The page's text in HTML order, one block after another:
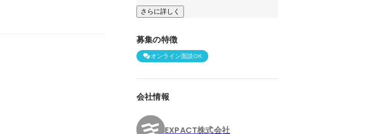
さらに詳しく
募集の特徴
オンライン面談OK
会社情報
EXPACT株式会社